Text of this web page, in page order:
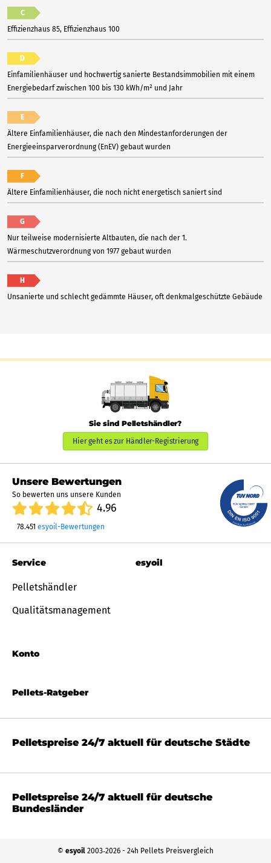
C
Effizienzhaus 85, Effizienzhaus 100
D
Einfamilienhäuser und hochwertig sanierte Bestandsimmobilien mit einem
Energiebedarf zwischen 100 bis 130 kWh/m² und Jahr
E
Ältere Einfamilienhäuser, die nach den Mindestanforderungen der
Energieeinsparverordnung (EnEV) gebaut wurden
F
Ältere Einfamilienhäuser, die noch nicht energetisch saniert sind
G
Nur teilweise modernisierte Altbauten, die nach der 1.
Wärmeschutzverordnung von 1977 gebaut wurden
H
Unsanierte und schlecht gedämmte Häuser, oft denkmalgeschützte Gebäude
Sie sind Pelletshändler?
Hier geht es zur Händler-Registrierung
Unsere Bewertungen
So bewerten uns unsere Kunden
4.96
78.451 esyoil-Bewertungen
Pellets-Ratgeber
Service
Pelletshändler
Qualitätsmanagement
Konto
esyoil
Pelletspreise 24/7 aktuell für deutsche Städte
Pelletspreise 24/7 aktuell für deutsche
Bundesländer
© esyoil 2003‐2026 - 24h Pellets Preisvergleich